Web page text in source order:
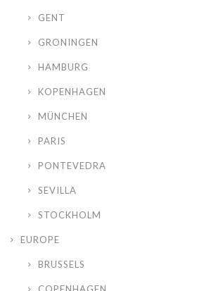
GENT
GRONINGEN
HAMBURG
KOPENHAGEN
MÜNCHEN
PARIS
PONTEVEDRA
SEVILLA
STOCKHOLM
EUROPE
BRUSSELS